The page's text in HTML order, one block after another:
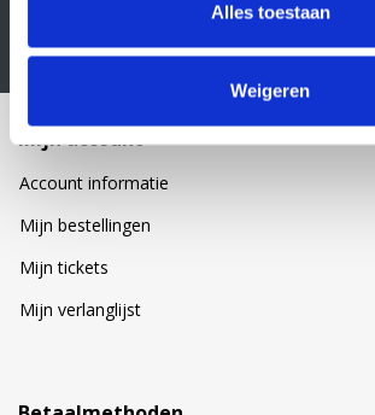
Alles toestaan
Weigeren
Mijn account
Account informatie
Mijn bestellingen
Mijn tickets
Mijn verlanglijst